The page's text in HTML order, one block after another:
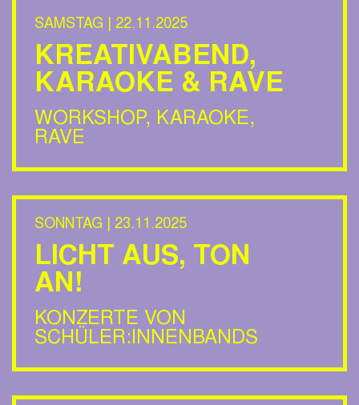
SAMSTAG | 22.11.2025
KREATIVABEND,
KARAOKE & RAVE
WORKSHOP, KARAOKE,
RAVE
SONNTAG | 23.11.2025
LICHT AUS, TON
AN!
KONZERTE VON
SCHÜLER:INNENBANDS